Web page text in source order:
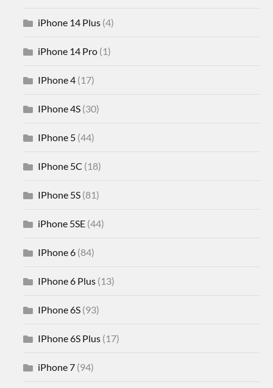
iPhone 14 Plus (4)
iPhone 14 Pro (1)
IPhone 4 (17)
IPhone 4S (30)
IPhone 5 (44)
IPhone 5C (18)
IPhone 5S (81)
iPhone 5SE (44)
IPhone 6 (84)
IPhone 6 Plus (13)
IPhone 6S (93)
IPhone 6S Plus (17)
iPhone 7 (94)